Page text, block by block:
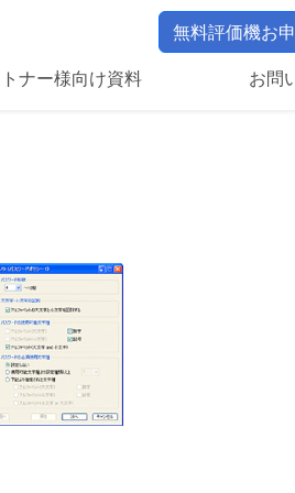
無料評価機お
ナー様向け資料 お問